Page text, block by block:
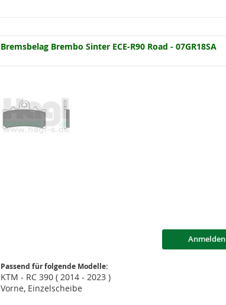
Bremsbelag Brembo Sinter ECE-R90 Road - 07GR18SA
Anmelden
Passend für folgende Modelle:
KTM - RC 390 ( 2014 - 2023 )
Vorne, Einzelscheibe